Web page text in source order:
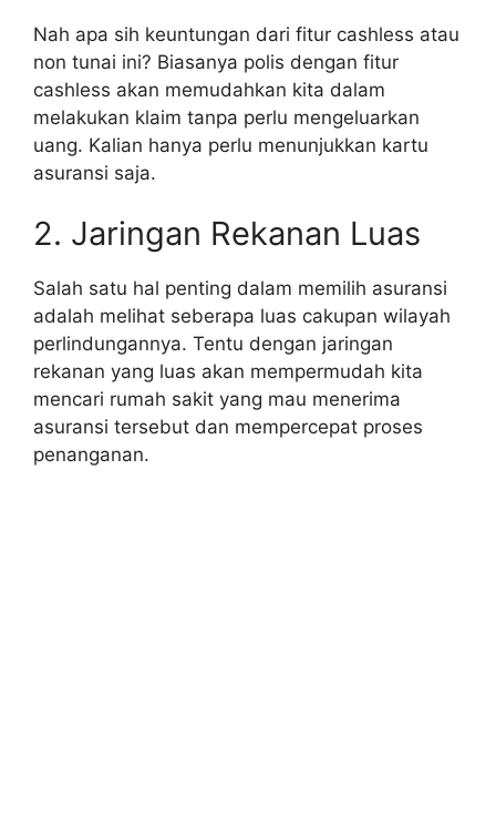
Nah apa sih keuntungan dari fitur cashless atau
non tunai ini? Biasanya polis dengan fitur
cashless akan memudahkan kita dalam
melakukan klaim tanpa perlu mengeluarkan
uang. Kalian hanya perlu menunjukkan kartu
asuransi saja.
2. Jaringan Rekanan Luas
Salah satu hal penting dalam memilih asuransi
adalah melihat seberapa luas cakupan wilayah
perlindungannya. Tentu dengan jaringan
rekanan yang luas akan mempermudah kita
mencari rumah sakit yang mau menerima
asuransi tersebut dan mempercepat proses
penanganan.